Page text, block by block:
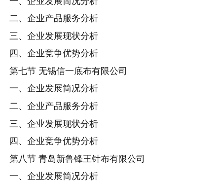
二、企业产品服务分析
三、企业发展现状分析
四、企业竞争优势分析
第七节 无锡信一底布有限公司
一、企业发展简况分析
二、企业产品服务分析
三、企业发展现状分析
四、企业竞争优势分析
第八节 青岛新鲁锋王针布有限公司
一、企业发展简况分析